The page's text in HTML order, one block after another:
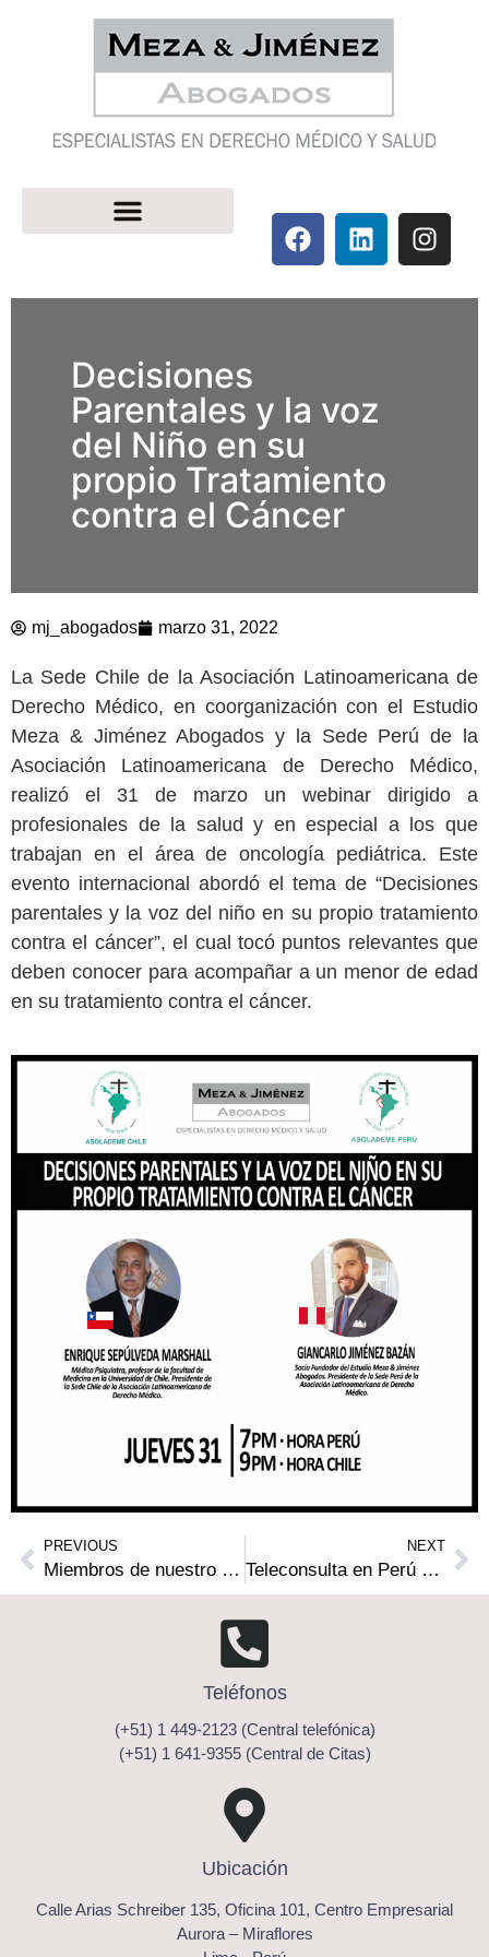
Decisiones
Parentales y la voz
del Niño en su
propio Tratamiento
contra el Cáncer
mj_abogados marzo 31, 2022
La Sede Chile de la Asociación Latinoamericana de
Derecho Médico, en coorganización con el Estudio
Meza & Jiménez Abogados y la Sede Perú de la
Asociación Latinoamericana de Derecho Médico,
realizó el 31 de marzo un webinar dirigido a
profesionales de la salud y en especial a los que
trabajan en el área de oncología pediátrica. Este
evento internacional abordó el tema de “Decisiones
parentales y la voz del niño en su propio tratamiento
contra el cáncer”, el cual tocó puntos relevantes que
deben conocer para acompañar a un menor de edad
en su tratamiento contra el cáncer.
PREVIOUS
Miembros de nuestro Estudio de Abogados como expositores en el Webinar Internacional sobre temas de Derecho Médico
NEXT
Teleconsulta en Perú durante el Covid-19: Reflexiones acerca de su impacto en la relación médico paciente
Teléfonos
(+51) 1 449-2123 (Central telefónica)
(+51) 1 641-9355 (Central de Citas)
Ubicación
Calle Arias Schreiber 135, Oficina 101, Centro Empresarial
Aurora – Miraflores